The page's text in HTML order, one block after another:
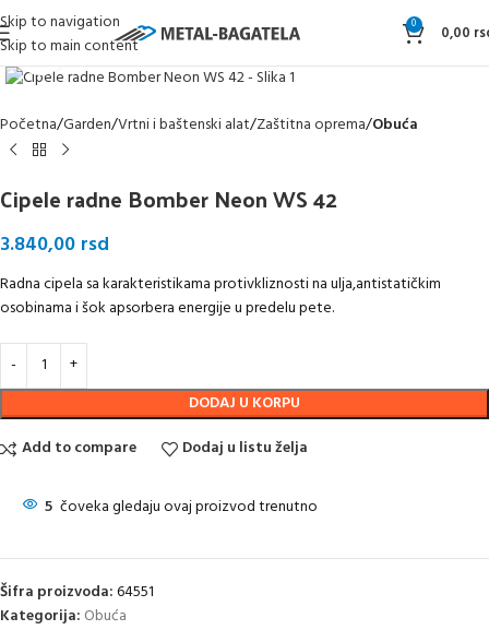
Skip to navigation
Skip to main content
0 0,00
Klikni da uvećaš
Početna Garden Vrtni i baštenski alat Zaštitna oprema Obuća
Cipele radne Bomber Neon WS 42
3.840,00 rsd
Radna cipela sa karakteristikama protivkliznosti na ulja,antistatičkim
osobinama i šok apsorbera energije u predelu pete.
DODAJ U KORPU
Add to compare
Dodaj u listu želja
5 čoveka gledaju ovaj proizvod trenutno
Šifra proizvoda:64551
Kategorija: Obuća